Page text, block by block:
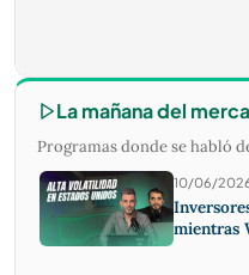
La mañana del
Programas donde se habló
10/06/
mientras